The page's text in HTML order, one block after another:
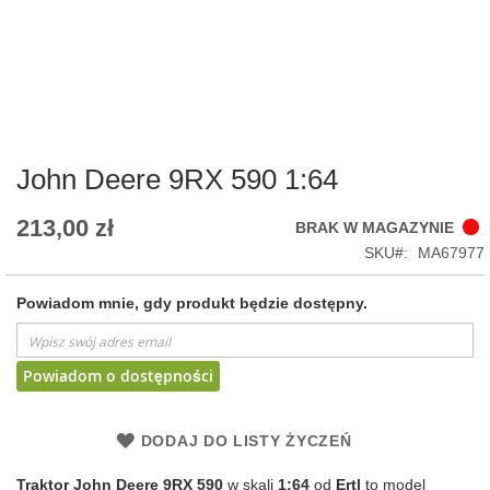
the
gallery
John Deere 9RX 590 1:64
213,00 zł
BRAK W MAGAZYNIE
SKU
MA67977
Powiadom mnie, gdy produkt będzie dostępny.
Powiadom o dostępności
DODAJ DO LISTY ŻYCZEŃ
Traktor John Deere 9RX 590 w skali 1:64 od Ertl to model